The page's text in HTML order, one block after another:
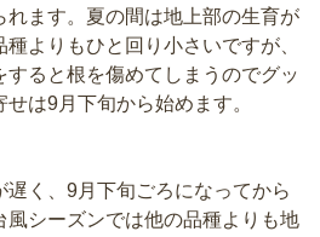
れます。夏の間は地上部の生育が
よりもひと回り小さいですが、
ると根を傷めてしまうのでグッ
は9月下旬から始めます。
く、9月下旬ごろになってから
風シーズンでは他の品種よりも地